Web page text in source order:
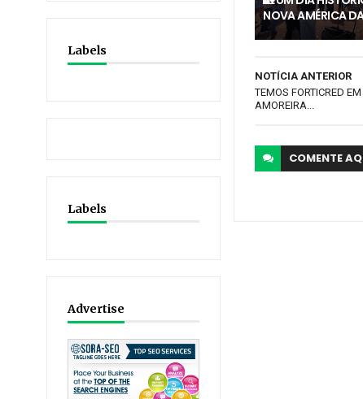
Labels
Labels
Advertise
NOVA AMÉRICA
NOTÍCIA ANTERIOR
TEMOS FORTICRED
AMOREIRA...
COMENTE